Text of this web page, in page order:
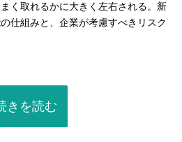
く取れるかに大きく左右される。新
仕組みと、企業が考慮すべきリスク
きを読む